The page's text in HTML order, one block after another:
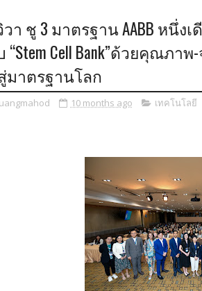
า ชู 3 มาตรฐาน AABB หนึ่
“Stem Cell Bank”ด้วยคุณภ
มาตรฐานโลก
10 months ago เทคโนโลยี